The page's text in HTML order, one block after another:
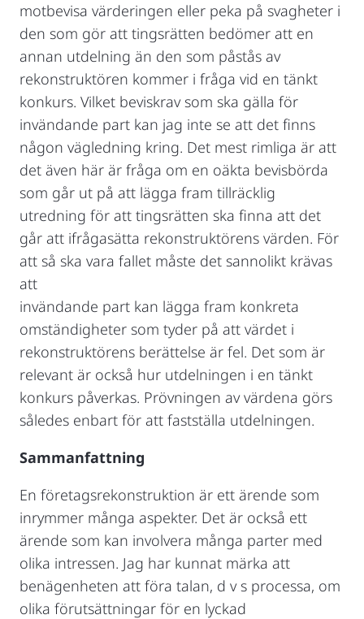
motbevisa värderingen eller peka på svagheter i
den som gör att tingsrätten bedömer att en
annan utdelning än den som påstås av
rekonstruktören kommer i fråga vid en tänkt
konkurs. Vilket beviskrav som ska gälla för
invändande part kan jag inte se att det finns
någon vägledning kring. Det mest rimliga är att
det även här är fråga om en oäkta bevisbörda
som går ut på att lägga fram tillräcklig
utredning för att tingsrätten ska finna att det
går att ifrågasätta rekonstruktörens värden. För
att så ska vara fallet måste det sannolikt krävas
att
invändande part kan lägga fram konkreta
omständigheter som tyder på att värdet i
rekonstruktörens berättelse är fel. Det som är
relevant är också hur utdelningen i en tänkt
konkurs påverkas. Prövningen av värdena görs
således enbart för att fastställa utdelningen.
Sammanfattning
En företagsrekonstruktion är ett ärende som
inrymmer många aspekter. Det är också ett
ärende som kan involvera många parter med
olika intressen. Jag har kunnat märka att
benägenheten att föra talan, d v s processa, om
olika förutsättningar för en lyckad